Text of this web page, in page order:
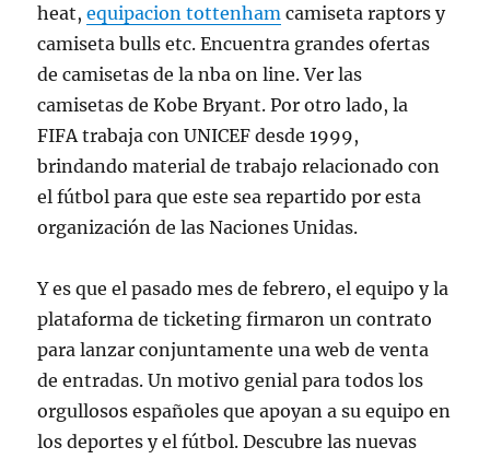
heat,equipacion tottenham camiseta raptors y
camiseta bulls etc. Encuentra grandes ofertas
de camisetas de la nba on line. Ver las
camisetas de Kobe Bryant. Por otro lado, la
FIFA trabaja con UNICEF desde 1999,
brindando material de trabajo relacionado con
el fútbol para que este sea repartido por esta
organización de las Naciones Unidas.
Y es que el pasado mes de febrero, el equipo y la
plataforma de ticketing firmaron un contrato
para lanzar conjuntamente una web de venta
de entradas. Un motivo genial para todos los
orgullosos españoles que apoyan a su equipo en
los deportes y el fútbol. Descubre las nuevas